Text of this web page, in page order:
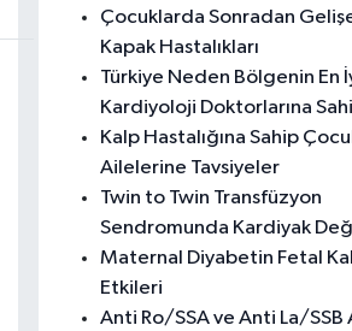
Çocuklarda Sonradan
Kapak Hastalıkları
Türkiye Neden Bölgenin En
Kardiyoloji Doktorlarına
Kalp Hastalığına Sahip
Ailelerine Tavsiyeler
Twin to Twin Transfüzyon
Sendromunda Kardiyak
Maternal Diyabetin Fetal
Etkileri
Anti Ro/SSA ve Anti La/SSB